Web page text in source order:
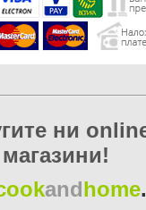
ни
магазини!
andhome.